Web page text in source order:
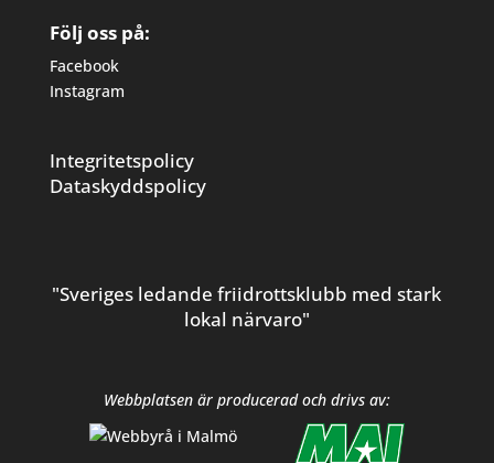
Följ oss på:
Facebook
Instagram
Integritetspolicy
Dataskyddspolicy
"Sveriges ledande friidrottsklubb med stark
lokal närvaro"
Webbplatsen är producerad och drivs av: